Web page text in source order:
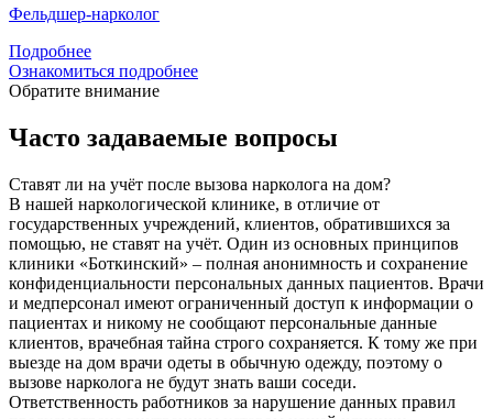
Фельдшер-нарколог
Подробнее
Ознакомиться подробнее
Обратите внимание
Часто задаваемые вопросы
Ставят ли на учёт после вызова нарколога на дом?
В нашей наркологической клинике, в отличие от
государственных учреждений, клиентов, обратившихся за
помощью, не ставят на учёт. Один из основных принципов
клиники «Боткинский» – полная анонимность и сохранение
конфиденциальности персональных данных пациентов. Врачи
и медперсонал имеют ограниченный доступ к информации о
пациентах и никому не сообщают персональные данные
клиентов, врачебная тайна строго сохраняется. К тому же при
выезде на дом врачи одеты в обычную одежду, поэтому о
вызове нарколога не будут знать ваши соседи.
Ответственность работников за нарушение данных правил